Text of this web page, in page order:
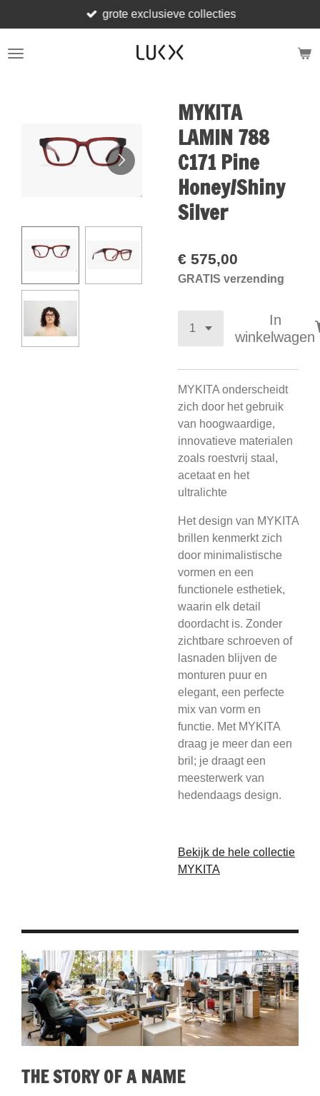
direct
naar
grote exclusieve collecties
MYKITA
LAMIN 788
C171 Pine
Honey/Shiny
Silver
€ 575,00
GRATIS verzending
In
winkelwagen
MYKITA onderscheidt
zich door het gebruik
van hoogwaardige,
innovatieve materialen
zoals roestvrij staal,
acetaat en het
ultralichte
Het design van MYKITA
brillen kenmerkt zich
door minimalistische
vormen en een
functionele esthetiek,
waarin elk detail
doordacht is. Zonder
zichtbare schroeven of
lasnaden blijven de
monturen puur en
elegant, een perfecte
mix van vorm en
functie. Met MYKITA
draag je meer dan een
bril; je draagt een
meesterwerk van
hedendaags design.
Bekijk de hele collectie
MYKITA
THE STORY OF A NAME